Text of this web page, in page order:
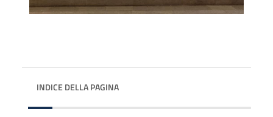
INDICE DELLA PAGINA